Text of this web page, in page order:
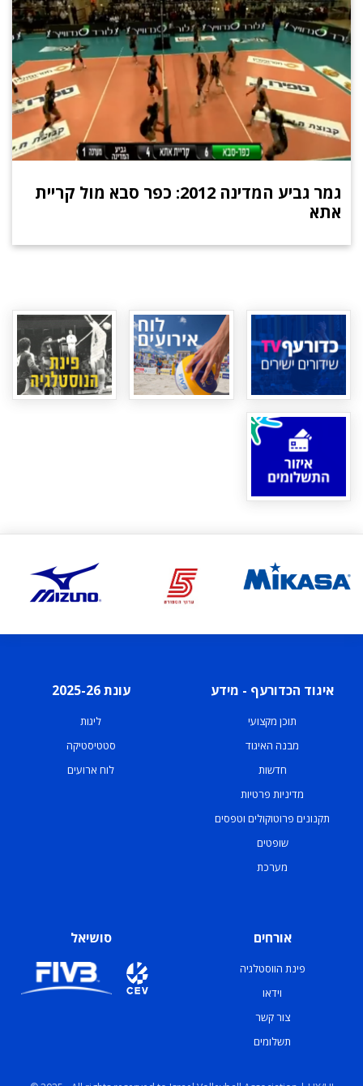
גמר גביע המדינה 2012: כפר סבא מול קריית
אתא
איגוד הכדורעף - מידע
תוכן מקצועי
מבנה האיגוד
חדשות
מדיניות פרטיות
תקנונים פרוטוקולים וטפסים
שופטים
מערכת
עונת 2025-26
ליגות
סטטיסטיקה
לוח ארועים
אורחים
פינת הווסטלגיה
וידאו
צור קשר
תשלומים
סושיאל